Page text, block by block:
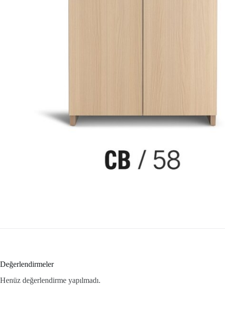
Değerlendirmeler
Henüz değerlendirme yapılmadı.